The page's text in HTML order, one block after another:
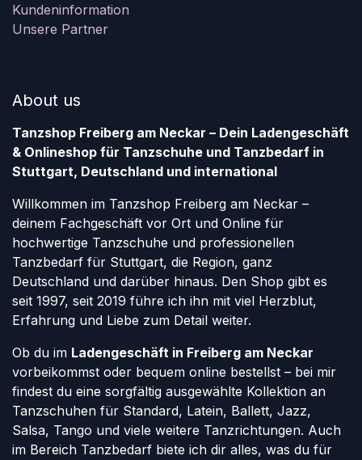
Kundeninformation
Unsere Partner
About us
Tanzshop Freiberg am Neckar – Dein Ladengeschäft
& Onlineshop für Tanzschuhe und Tanzbedarf in
Stuttgart, Deutschland und international
Willkommen im Tanzshop Freiberg am Neckar –
deinem Fachgeschäft vor Ort und Online für
hochwertige Tanzschuhe und professionellen
Tanzbedarf für Stuttgart, die Region, ganz
Deutschland und darüber hinaus. Den Shop gibt es
seit 1997, seit 2019 führe ich ihn mit viel Herzblut,
Erfahrung und Liebe zum Detail weiter.
Ob du im Ladengeschäft in Freiberg am Neckar
vorbeikommst oder bequem online bestellst – bei mir
findest du eine sorgfältig ausgewählte Kollektion an
Tanzschuhen für Standard, Latein, Ballett, Jazz,
Salsa, Tango und viele weitere Tanzrichtungen. Auch
im Bereich Tanzbedarf biete ich dir alles, was du für